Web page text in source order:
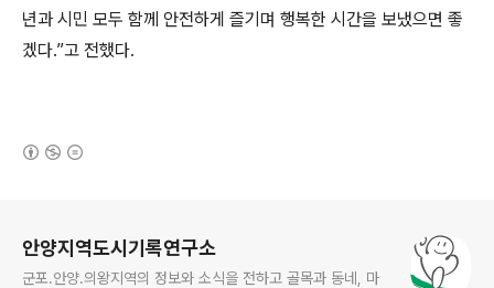
년과 시민 모두 함께 안전하게 즐기며 행복한 시간을 보냈으면 좋
겠다.”고 전했다.
안양지역도시기록연구소
군포.안양.의왕지역의 정보와 소식을 전하고 골목과 동네, 마